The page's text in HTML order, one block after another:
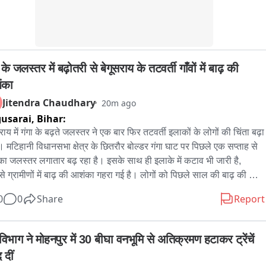
पुलिस अधीक्षक महोदय व साईबर पुलिस, बोकारो की सराहना की है।
के मुख्यालय DSP पवन कुमार ने कहा कि पुलिस सभी नागरिकों से अपील
है कि साईबर अपराध की सूचना अविलंब साईबर थाना अथवा डॉयल 1930 पर
के जलस्तर में बढ़ोतरी से बेगूसराय के तटवर्ती गाँवों में बाढ़ की
Jitendra Chaudhary 20m ago
Bihar:
में गंगा के बढ़ते जलस्तर ने एक बार फिर तटवर्ती इलाकों के लोगों की चिंता बढ़ा
मटिहानी विधानसभा क्षेत्र के छितरौर बोल्डर गंगा घाट पर पिछले एक सप्ताह से
जलस्तर लगातार बढ़ रहा है। इसके साथ ही इलाके में कटाव भी जारी है,
ग्रामीणों में बाढ़ की आशंका गहरा गई है। लोगों को पिछले साल की बाढ़ की
छितरौर बोल्डर गंगा घाट पर गंगा का जलस्तर लगातार बढ़ रहा है। बीते एक
है। वहीं, गंगा किनारे कटाव भी लगातार जारी है, जिससे ग्रामीणों की परेशानी और
है।स्थानीय लोगों का कहना है कि गंगा की तेज धारा और लगातार बढ़ते जलस्तर
इलाकों की फसलें जलमग्न होने लगी हैं। यदि यही स्थिति बनी रही तो आने
0 Share Report
ने मोहनपुर में 30 बीघा वनभूमि से अतिक्रमण हटाकर ट्रेंचें